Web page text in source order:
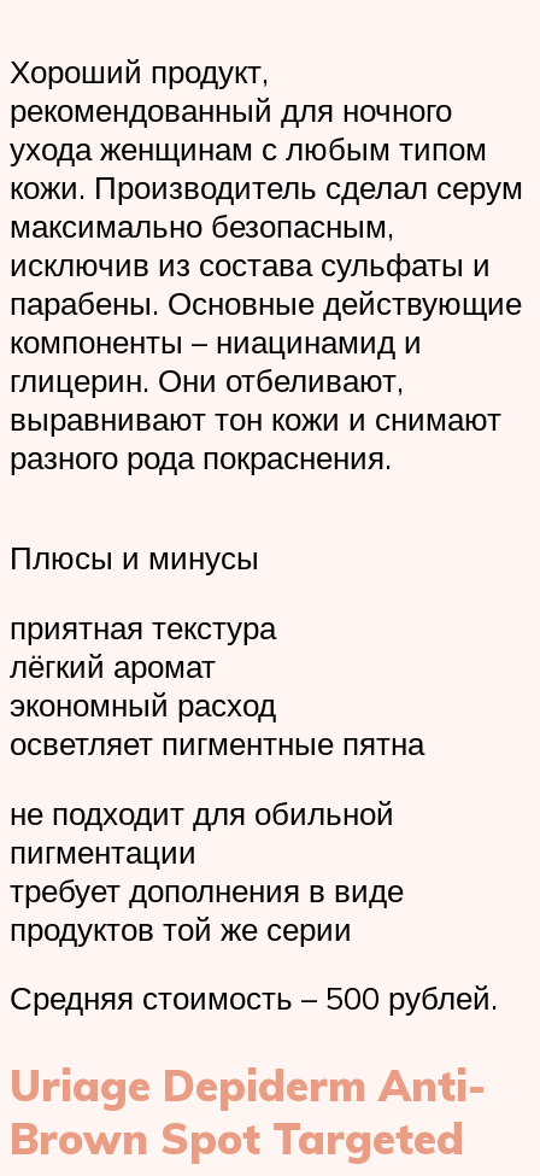
Хороший продукт,
рекомендованный для ночного
ухода женщинам с любым типом
кожи. Производитель сделал серум
максимально безопасным,
исключив из состава сульфаты и
парабены. Основные действующие
компоненты – ниацинамид и
глицерин. Они отбеливают,
выравнивают тон кожи и снимают
разного рода покраснения.
Плюсы и минусы
приятная текстура
лёгкий аромат
экономный расход
осветляет пигментные пятна
не подходит для обильной
пигментации
требует дополнения в виде
продуктов той же серии
Средняя стоимость – 500 рублей.
Uriage Depiderm Anti-
Brown Spot Targeted